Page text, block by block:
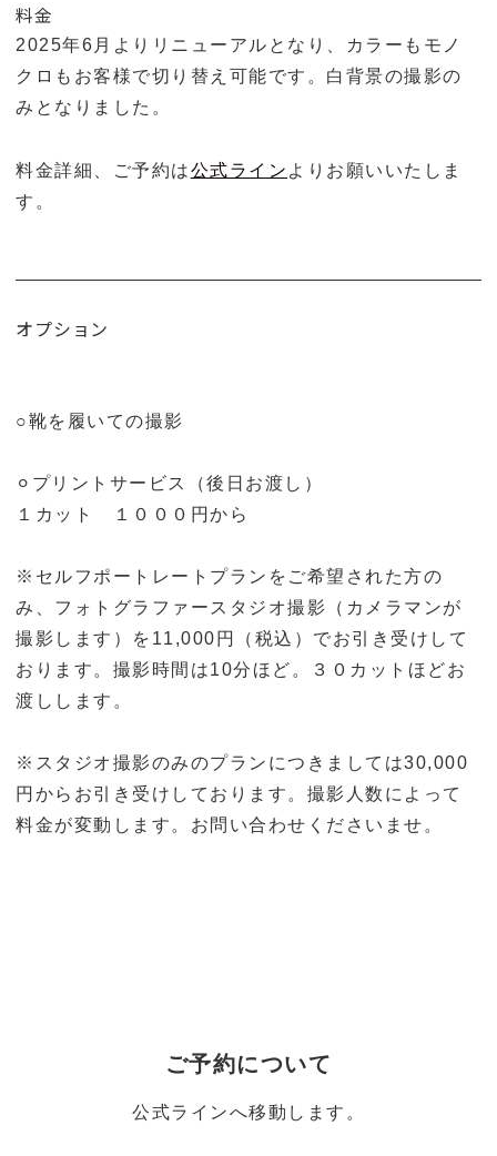
料金
2025年6月よりリニューアルとなり、カラーもモノ
クロもお客様で切り替え可能です。白背景の撮影の
みとなりました。
料金詳細、ご予約は公式ライン よりお願いいたしま
す。
オプション
○靴を履いての撮影
⚪︎プリントサービス（後日お渡し）
１カット １０００円から
※セルフポートレートプランをご希望された方の
み、フォトグラファースタジオ撮影（カメラマンが
撮影します）を11,000円（税込）でお引き受けして
おります。撮影時間は10分ほど。３０カットほどお
渡しします。
※スタジオ撮影のみのプランにつきましては30,000
円からお引き受けしております。撮影人数によって
料金が変動します。お問い合わせくださいませ。
ご予約について
公式ラインへ移動します。